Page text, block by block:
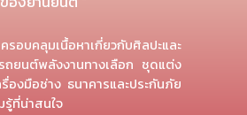
อบคลุมเนื้อหาเกี่ยวกับศิลปะและ
ยนต์พลังงานทางเลือก ชุดแต่ง
งมือช่าง ธนาคารและประกันภัย
รู้ที่น่าสนใจ